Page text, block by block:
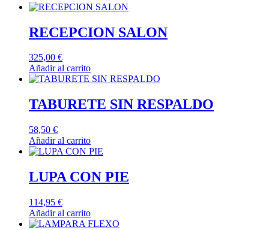
RECEPCION SALON
325,00 €
Añadir al carrito
TABURETE SIN RESPALDO
58,50 €
Añadir al carrito
LUPA CON PIE
114,95 €
Añadir al carrito